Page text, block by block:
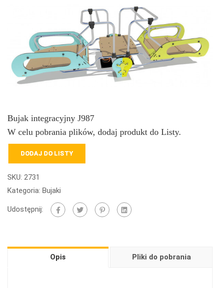
Bujak integracyjny J987
W celu pobrania plików, dodaj produkt do Listy.
DODAJ DO LISTY
SKU: 2731
Kategoria: Bujaki
Udostępnij:
Opis Pliki do pobrania